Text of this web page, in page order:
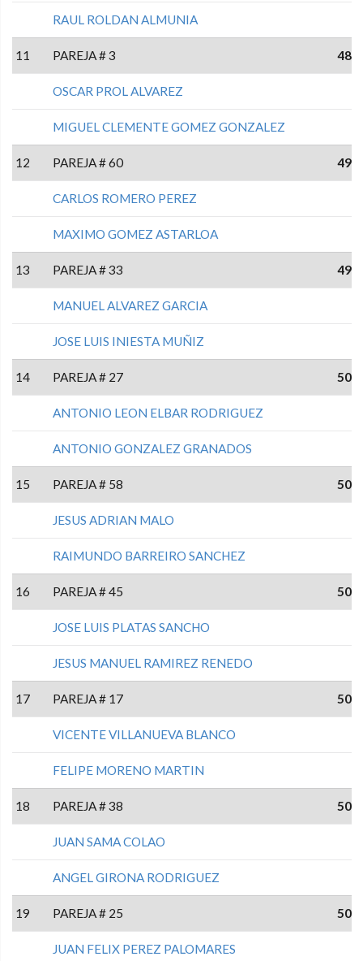
RAUL ROLDAN ALMUNIA
11 PAREJA # 3 48
OSCAR PROL ALVAREZ
MIGUEL CLEMENTE GOMEZ GONZALEZ
12 PAREJA # 60 49
CARLOS ROMERO PEREZ
MAXIMO GOMEZ ASTARLOA
13 PAREJA # 33 49
MANUEL ALVAREZ GARCIA
JOSE LUIS INIESTA MUÑIZ
14 PAREJA # 27 50
ANTONIO LEON ELBAR RODRIGUEZ
ANTONIO GONZALEZ GRANADOS
15 PAREJA # 58 50
JESUS ADRIAN MALO
RAIMUNDO BARREIRO SANCHEZ
16 PAREJA # 45 50
JOSE LUIS PLATAS SANCHO
JESUS MANUEL RAMIREZ RENEDO
17 PAREJA # 17 50
VICENTE VILLANUEVA BLANCO
FELIPE MORENO MARTIN
18 PAREJA # 38 50
JUAN SAMA COLAO
ANGEL GIRONA RODRIGUEZ
19 PAREJA # 25 50
JUAN FELIX PEREZ PALOMARES